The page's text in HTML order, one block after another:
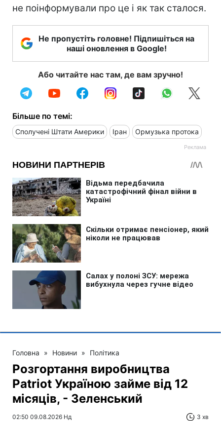
не поінформували про це і як так сталося.
Не пропустіть головне! Підпишіться на
наші оновлення в Google!
Або читайте нас там, де вам зручно!
Більше по темі:
Сполучені Штати Америки Іран Ормузька протока
Головна » Новини » Політика
Розгортання виробництва
Patriot Україною займе від 12
місяців, - Зеленський
02:50 09.08.2026 Нд 3 хв